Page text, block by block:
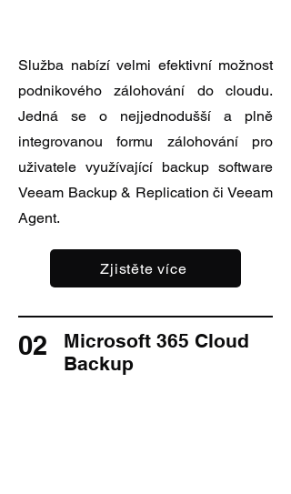
Služba nabízí velmi efektivní možnost
podnikového zálohování do cloudu.
Jedná se o nejjednodušší a plně
integrovanou formu zálohování pro
uživatele využívající backup software
Veeam Backup & Replication či Veeam
Agent.
Zjistěte více
02
Microsoft 365 Cloud
Backup